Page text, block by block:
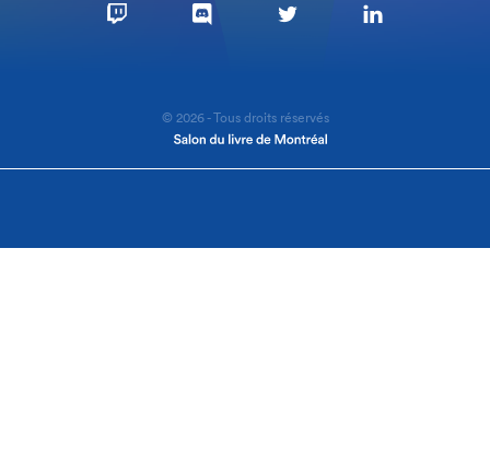
© 2026 - Tous droits réservés